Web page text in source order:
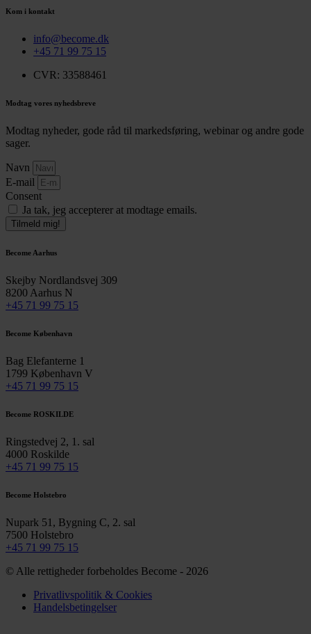
Kom i kontakt
info@become.dk
+45 71 99 75 15
CVR: 33588461
Modtag vores nyhedsbreve
Modtag nyheder, gode råd til markedsføring, webinar og andre gode
sager.
Navn
E-mail
Consent
Ja tak, jeg accepterer at modtage emails.
Tilmeld mig!
Become Aarhus
Skejby Nordlandsvej 309
8200 Aarhus N
+45 71 99 75 15
Become København
Bag Elefanterne 1
1799 København V
+45 71 99 75 15
Become ROSKILDE
Ringstedvej 2, 1. sal
4000 Roskilde
+45 71 99 75 15
Become Holstebro
Nupark 51, Bygning C, 2. sal
7500 Holstebro
+45 71 99 75 15
© Alle rettigheder forbeholdes Become - 2026
Privatlivspolitik & Cookies
Handelsbetingelser